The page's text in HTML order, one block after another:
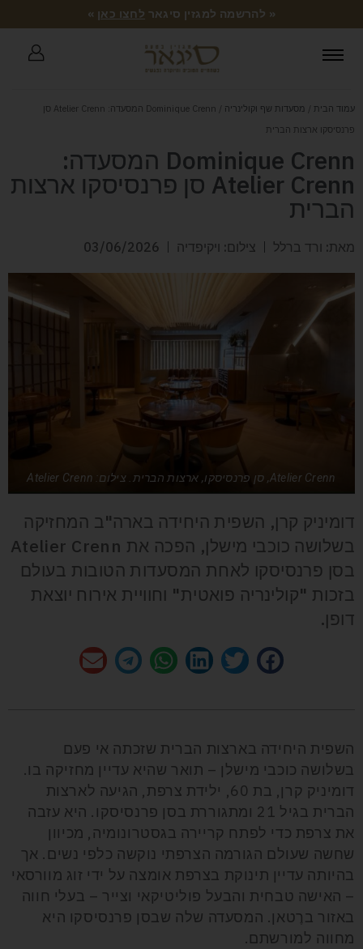
« להרשמה למגזין סיגאר לחצו כאן »
עמוד הבית / מסעדות שף וקולינריה
/ Dominique Crenn המסעדה: Atelier Crenn סן
פרנסיסקו ארצות הברית
Dominique Crenn המסעדה:
Atelier Crenn סן פרנסיסקו ארצות
הברית
מאת: ורד ברלל צילום: ויקיפדיה 03/06/2026
Atelier Crenn, סן פרנסיסקו, ארצות הברית. צילום: Atelier Crenn
דומיניק קרן, השפית היחידה בארה"ב המחזיקה
בשלושה כוכבי מישלן, הפכה את Atelier Crenn
בסן פרנסיסקו לאחת המסעדות הטובות בעולם
בזכות "קולינריה פואטית" וחוויית אירוח יוצאת
דופן.
השפית היחידה בארצות הברית שזכתה אי פעם
בשלושה כוכבי מישלן – תואר שהיא עדיין מחזיקה בו.
דומיניק קרן, בת 60, ילידת צרפת, הגיעה לארצות
הברית בגיל 21 ומתגוררת בסן פרנסיסקו. היא עזבה
את צרפת כדי לפתח קריירה בגסטרונומיה, מכיוון
שחשה שעולם הגורמה הצרפתי נוקשה כלפי נשים. אך
בהיותה עדיין תינוקת בצרפת אומצה על ידי זוג מוורסאי
– האישה טבחית והבעל פוליטיקאי וצייר – בעלי חווה
באזור ברֶטאן. המסעדה שלה שבסן פרנסיסקו היא
מחווה למורשתם.